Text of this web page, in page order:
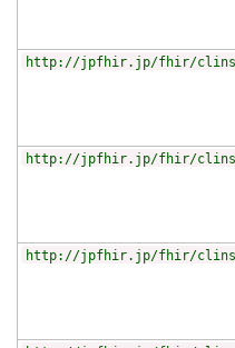
http://jpfhir.jp/fhir/clins/
http://jpfhir.jp/fhir/clins/
http://jpfhir.jp/fhir/clins/